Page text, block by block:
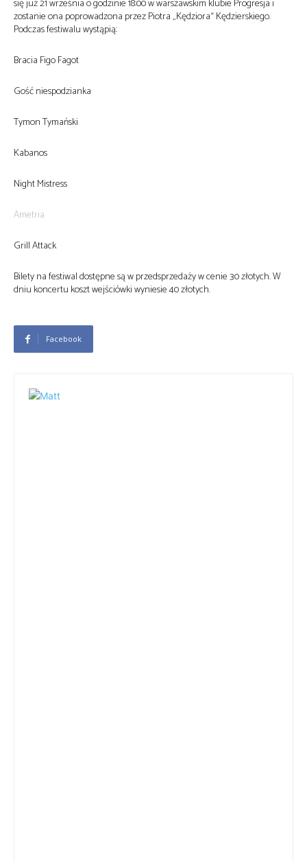
się już 21 września o godzinie 18:00 w warszawskim klubie Progresja i
zostanie ona poprowadzona przez Piotra „Kędziora“ Kędzierskiego.
Podczas festiwalu wystąpią:
Bracia Figo Fagot
Gość niespodzianka
Tymon Tymański
Kabanos
Night Mistress
Ametria
Grill Attack
Bilety na festiwal dostępne są w przedsprzedaży w cenie 30 złotych. W
dniu koncertu koszt wejściówki wyniesie 40 złotych.
Facebook